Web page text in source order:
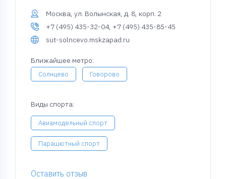
Москва, ул. Волынская, д. 8, корп. 2
+7 (495) 435-32-04, +7 (495) 435-85-45
sut-solncevo.mskzapad.ru
Ближайшее метро:
Солнцево Говорово
Виды спорта:
Авиамодельный спорт
Парашютный спорт
Оставить отзыв